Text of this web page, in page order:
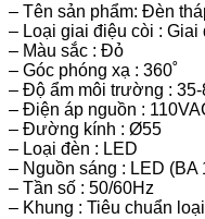
– Tên sản phẩm: Đèn
– Loại giai điệu còi :
– Màu sắc : Đỏ
– Góc phóng xạ : 360˚
– Độ ẩm môi trường : 35-
– Điện áp nguồn :
– Đường kính : Ø55
– Loại đèn : LED
– Nguồn sáng : LED (BA
– Tần số : 50/60Hz
– Khung : Tiêu chuẩn